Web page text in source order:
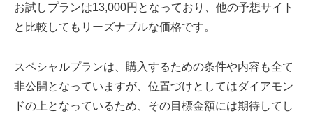
お試しプランは13,000円となっており、他の予想サイト
と比較してもリーズナブルな価格です。
スペシャルプランは、購入するための条件や内容も全て
非公開となっていますが、位置づけとしてはダイアモン
ドの上となっているため、その目標金額には期待してし